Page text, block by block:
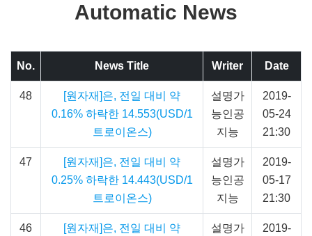
Automatic News
No. News Title Writer Date
48
[원자재]은, 전일 대비 약
0.16% 하락한 14.553(USD/1
트로이온스)
설명가
능인공
지능
2019-
05-24
21:30
47
[원자재]은, 전일 대비 약
0.25% 하락한 14.443(USD/1
트로이온스)
설명가
능인공
지능
2019-
05-17
21:30
46
[원자재]은, 전일 대비 약
설명가
2019-